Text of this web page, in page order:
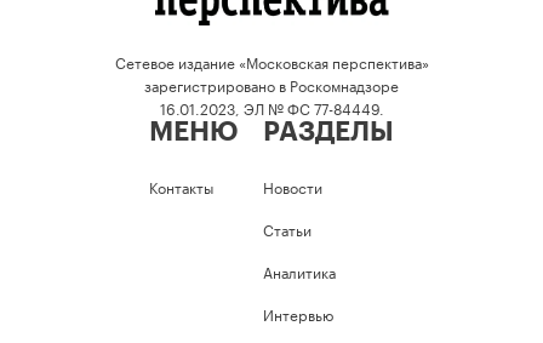
Сетевое издание «Московская перспектива»
зарегистрировано в Роскомнадзоре
16.01.2023, ЭЛ № ФС 77-84449.
МЕНЮ
Контакты
РАЗДЕЛЫ
Новости
Статьи
Аналитика
Интервью